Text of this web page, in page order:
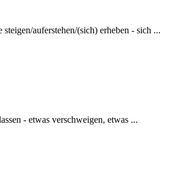
auferstehen/(sich) erheben - sich ...
- etwas verschweigen, etwas ...